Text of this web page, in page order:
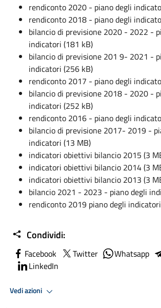
rendiconto 2020 - piano degli
rendiconto 2018 - piano degli
bilancio di previsione 2020 - 2022 -
indicatori (181 kB)
bilancio di previsione 201 9- 2021 -
indicatori (256 kB)
rendiconto 2017 - piano degli
bilancio di previsione 2018 - 2020 -
indicatori (252 kB)
rendiconto 2016 - piano degli
bilancio di previsione 2017- 2019 -
indicatori (13 MB)
indicatori obiettivi bilancio 2015 (3
indicatori obiettivi bilancio 2014 (3
indicatori obiettivi bilancio 2013 (3
bilancio 2021 - 2023 - piano degli
rendiconto 2019 piano degli
Condividi:
Facebook Twitter Whatsapp
LinkedIn
Vedi azioni